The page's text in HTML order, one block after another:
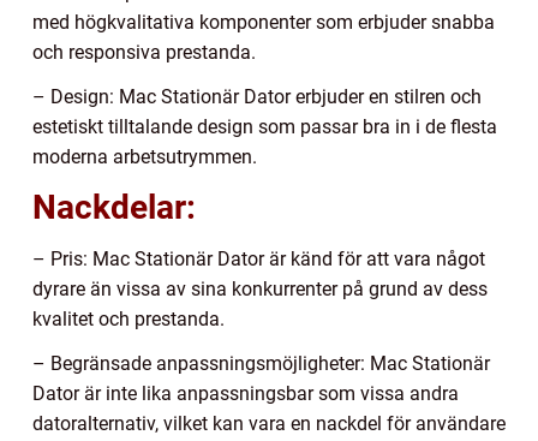
med högkvalitativa komponenter som erbjuder snabba
och responsiva prestanda.
– Design: Mac Stationär Dator erbjuder en stilren och
estetiskt tilltalande design som passar bra in i de flesta
moderna arbetsutrymmen.
Nackdelar:
– Pris: Mac Stationär Dator är känd för att vara något
dyrare än vissa av sina konkurrenter på grund av dess
kvalitet och prestanda.
– Begränsade anpassningsmöjligheter: Mac Stationär
Dator är inte lika anpassningsbar som vissa andra
datoralternativ, vilket kan vara en nackdel för användare